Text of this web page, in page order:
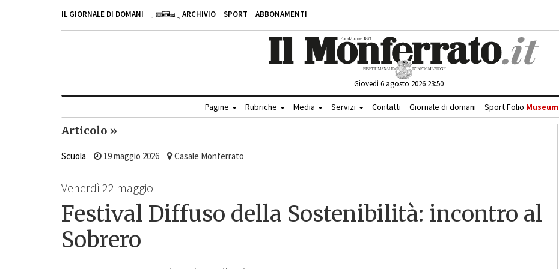
IL GIORNALE DI DOMANI ARCHIVIO SPORT ABBONAMENTI
Giovedì 6 agosto 2026 23:50
Pagine Rubriche Media Servizi Contatti Giornale di domani Sport Folio Museum
Articolo »
Scuola 19 maggio 2026 Casale Monferrato
Venerdì 22 maggio
Festival Diffuso della Sostenibilità: incontro al
Sobrero